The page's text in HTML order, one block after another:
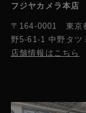
フジヤカメラ本店
〒164-0001 東京
野5-61-1 中野タツ
店舗情報はこちら